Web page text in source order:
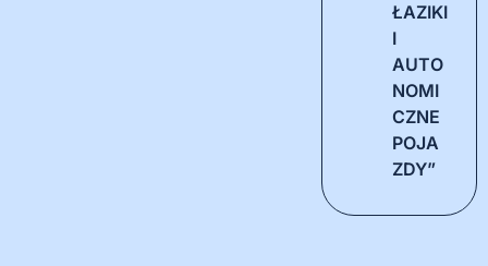
ŁAZIKI
I
AUTO
NOMI
CZNE
POJA
ZDY”